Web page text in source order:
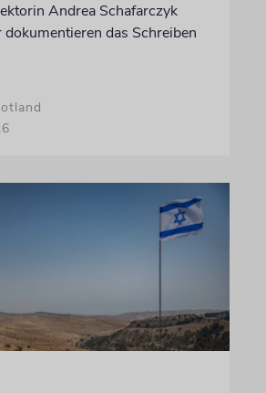
Andrea Schafarczyk
das Schreiben